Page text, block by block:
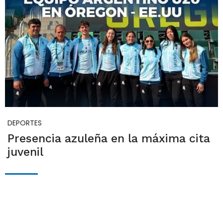
DEPORTES
Presencia azuleña en la máxima cita
juvenil